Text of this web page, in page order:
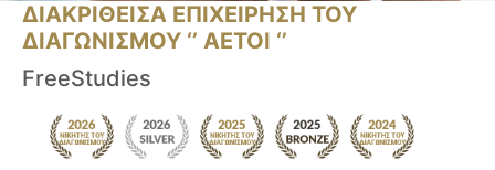
ΔΙΑΚΡΙΘΕΙΣΑ ΕΠΙΧΕΙΡΗΣΗ ΤΟΥ
ΔΙΑΓΩΝΙΣΜΟΥ ‘’ ΑΕΤΟΙ ‘’
FreeStudies